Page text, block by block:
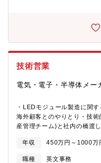
用、管理表の更新、ファイ
技術営業
電気・電子・半導体メー
・LEDモジュール製造に関
海外顧客とのやりとり・技
産管理チーム)と社内の橋渡
議、資料やメール等の英訳
いながら英語を生かせ、海
年収 450万円～1000万
職種
英文事務